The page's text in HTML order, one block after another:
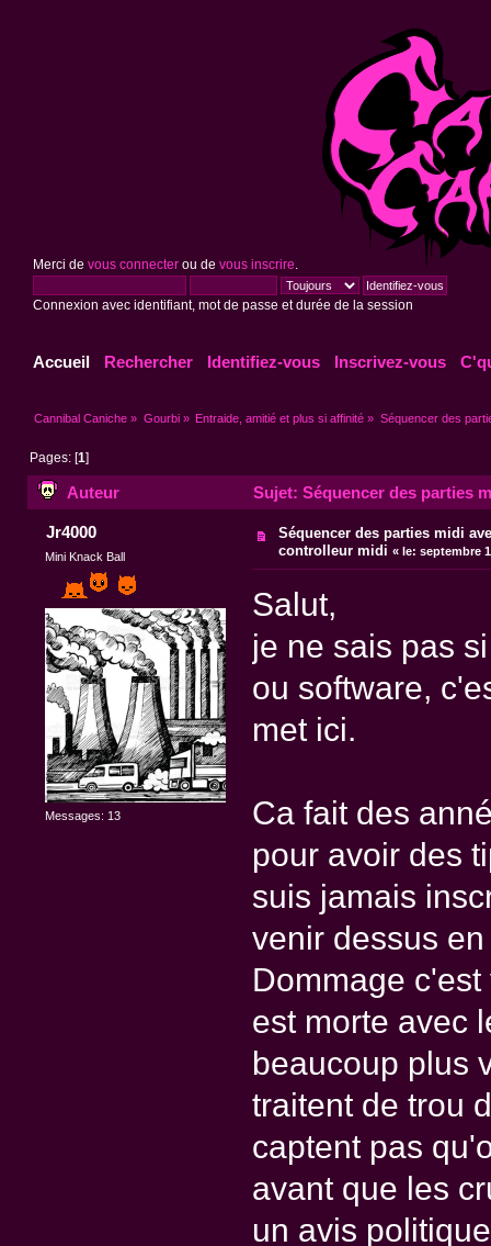
Merci de vous connecterou de vous inscrire
Connexion avec identifiant, mot de passe et durée de la session
Accueil Rechercher Identifiez-vous Inscrivez-vous
Cannibal Caniche » Gourbi» Entraide, amitié et plus si affinité » Séquencer des
Pages: [1]
Auteur Sujet: Séquencer des parties
Jr4000
Mini Knack Ball
Messages: 13
Séquencer des parties midi
controlleur midi «le: septembre
Salut,
je ne sais pas
ou software,
met ici.
Ca fait des
pour avoir des
suis jamais
venir dessus
Dommage
est morte avec
beaucoup plus
traitent de trou
captent pas
avant que les
un avis